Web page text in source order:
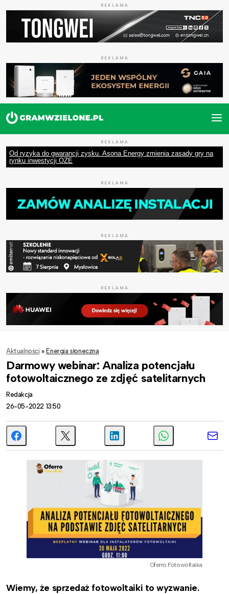
REKLAMA
REKLAMA
REKLAMA
Od ryzyka do gwarancji zysku. Asona Energy zmienia zasady gry na
rynku inwestycji OZE
REKLAMA
REKLAMA
REKLAMA
Aktualności » Energia słoneczna
Darmowy webinar: Analiza potencjału
fotowoltaicznego ze zdjęć satelitarnych
Redakcja
26-05-2022 13:50
Oferro Fotowoltaika
Wiemy, że sprzedaż fotowoltaiki to wyzwanie.